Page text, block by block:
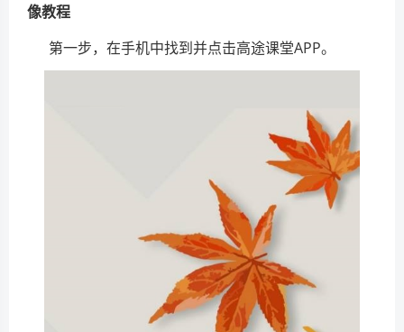
像教程
第一步，在手机中找到并点击高途课堂APP。